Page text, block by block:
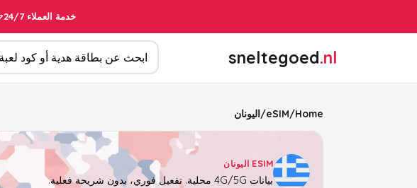
خدمة العملاء 24/7
sneltegoed.nl ابحث عن المنتجات
Home
/
eSIM
/اليونان
ESIM اليونان
بيانات 4G/5G محلية. تفعيل فوري، بدون شريحة فعلية.